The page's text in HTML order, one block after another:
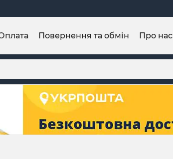
Повернення та обмін Про нас